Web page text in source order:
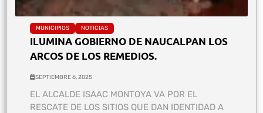
MUNICIPIOS NOTICIAS
ILUMINA GOBIERNO DE NAUCALPAN LOS
ARCOS DE LOS REMEDIOS.
SEPTIEMBRE 6, 2025
EL ALCALDE ISAAC MONTOYA VA POR EL
RESCATE DE LOS SITIOS QUE DAN IDENTIDAD A